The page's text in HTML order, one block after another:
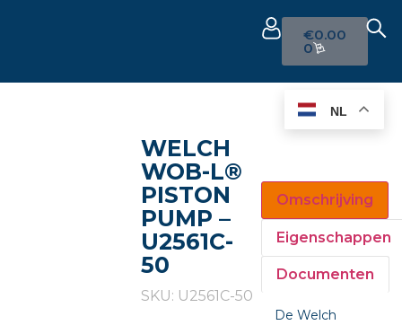
€0.00
0
WELCH
WOB-L®
PISTON
PUMP –
U2561C-
50
SKU: U2561C-50
Omschrijving
Eigenschappen
Documenten
De Welch
NL